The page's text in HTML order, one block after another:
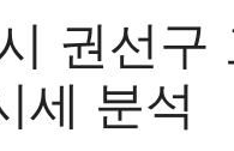
권선구
세 분석